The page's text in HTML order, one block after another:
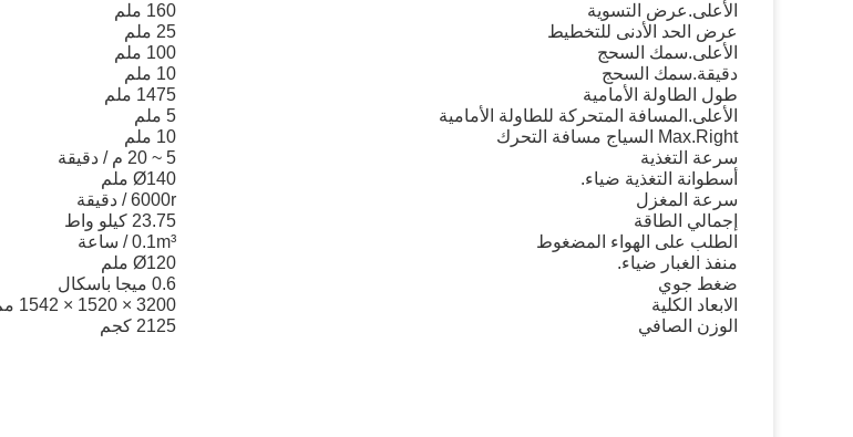
الأعلى.عرض التسوية
160 ملم
عرض الحد الأدنى للتخطيط
25 ملم
الأعلى.سمك السحج
100 ملم
دقيقة.سمك السحج
10 ملم
طول الطاولة الأمامية
1475 ملم
الأعلى.المسافة المتحركة للطاولة الأمامية
5 ملم
Max.Right السياج مسافة التحرك
10 ملم
سرعة التغذية
5 ~ 20 م / دقيقة
أسطوانة التغذية ضياء.
Ø140 ملم
سرعة المغزل
6000r / دقيقة
إجمالي الطاقة
23.75 كيلو واط
الطلب على الهواء المضغوط
0.1m³ / ساعة
منفذ الغبار ضياء.
Ø120 ملم
ضغط جوي
0.6 ميجا باسكال
الابعاد الكلية
3200 × 1520 × 1542 مم
الوزن الصافي
2125 كجم